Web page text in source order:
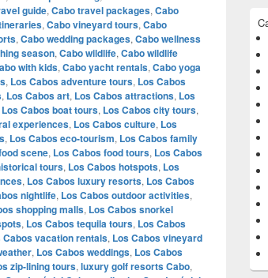
guide, Cabo travel packages, Cabo
, Cabo vineyard tours, Cabo
, Cabo wedding packages, Cabo wellness
season, Cabo wildlife, Cabo wildlife
with kids, Cabo yacht rentals, Cabo yoga
, Los Cabos adventure tours, Los Cabos
, Los Cabos art, Los Cabos attractions, Los
Los Cabos boat tours, Los Cabos city tours,
experiences, Los Cabos culture, Los
, Los Cabos eco-tourism, Los Cabos family
scene, Los Cabos food tours, Los Cabos
tours, Los Cabos hotspots, Los
, Los Cabos luxury resorts, Los Cabos
nightlife, Los Cabos outdoor activities,
shopping malls, Los Cabos snorkel
, Los Cabos tequila tours, Los Cabos
Cabos vacation rentals, Los Cabos vineyard
, Los Cabos weddings, Los Cabos
zip-lining tours, luxury golf resorts Cabo,